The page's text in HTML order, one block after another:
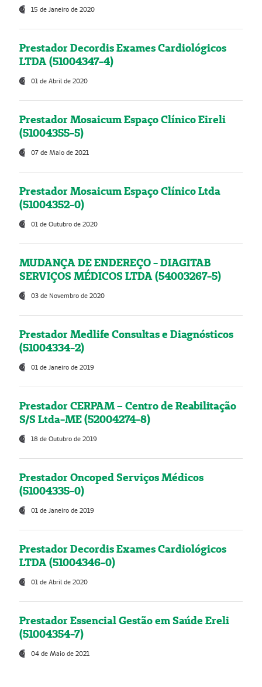
15 de Janeiro de 2020
Prestador Decordis Exames Cardiológicos
LTDA (51004347-4)
01 de Abril de 2020
Prestador Mosaicum Espaço Clínico Eireli
(51004355-5)
07 de Maio de 2021
Prestador Mosaicum Espaço Clínico Ltda
(51004352-0)
01 de Outubro de 2020
MUDANÇA DE ENDEREÇO - DIAGITAB
SERVIÇOS MÉDICOS LTDA (54003267-5)
03 de Novembro de 2020
Prestador Medlife Consultas e Diagnósticos
(51004334-2)
01 de Janeiro de 2019
Prestador CERPAM – Centro de Reabilitação
S/S Ltda-ME (52004274-8)
18 de Outubro de 2019
Prestador Oncoped Serviços Médicos
(51004335-0)
01 de Janeiro de 2019
Prestador Decordis Exames Cardiológicos
LTDA (51004346-0)
01 de Abril de 2020
Prestador Essencial Gestão em Saúde Ereli
(51004354-7)
04 de Maio de 2021